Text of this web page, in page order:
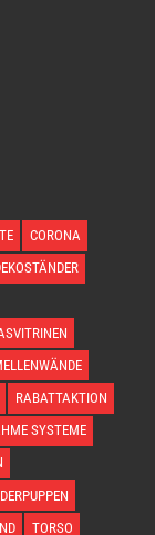
CORONA
RABATTAKTION
SYSTEME
TORSO